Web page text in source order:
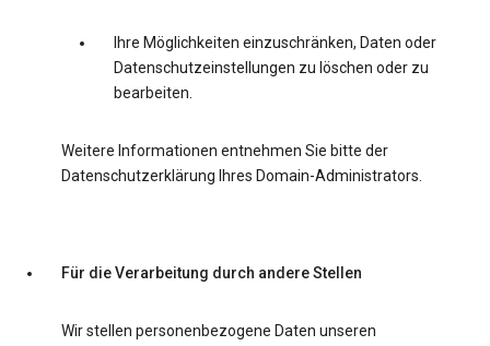
Ihre Möglichkeiten einzuschränken, Daten oder
Datenschutzeinstellungen zu löschen oder zu
bearbeiten.
Weitere Informationen entnehmen Sie bitte der
Datenschutzerklärung Ihres Domain-Administrators.
Für die Verarbeitung durch andere Stellen
Wir stellen personenbezogene Daten unseren